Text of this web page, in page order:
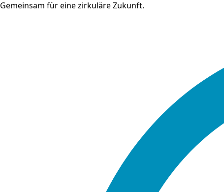
Gemeinsam für eine zirkuläre Zukunft.